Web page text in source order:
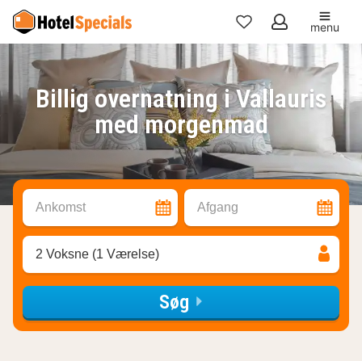
Mine
favoritter
menu
Billig overnatning i Vallauris
med morgenmad
Ankomst Afgang
2 Voksne (1 Værelse)
Søg